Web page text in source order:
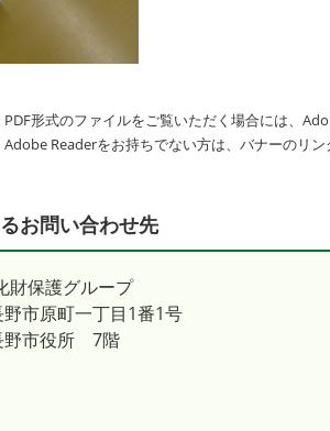
PDF形式のファイルをご覧いただく場合には、
Adobe Readerをお持ちでない方は、バナーのリ
お問い合わせ先
財保護グループ
市原町一丁目1番1号
野市役所 7階